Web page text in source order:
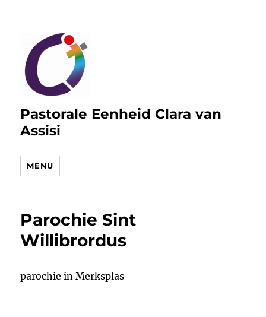
Pastorale Eenheid Clara van
Assisi
MENU
Parochie Sint
Willibrordus
parochie in Merksplas